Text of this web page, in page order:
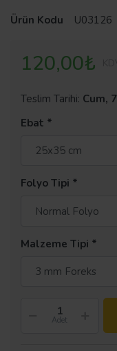
Ürün Kodu
U03126
120,00₺
Teslim Tarihi: Cum, 7
Ebat
Folyo Tipi
Malzeme Tipi
Adet